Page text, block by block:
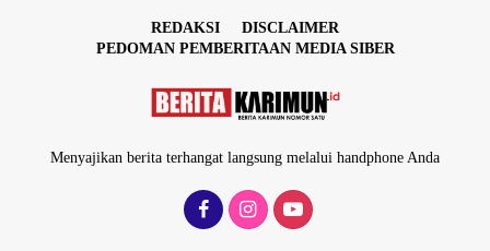
REDAKSI
DISCLAIMER
PEDOMAN PEMBERITAAN MEDIA SIBER
Menyajikan berita terhangat langsung melalui handphone Anda